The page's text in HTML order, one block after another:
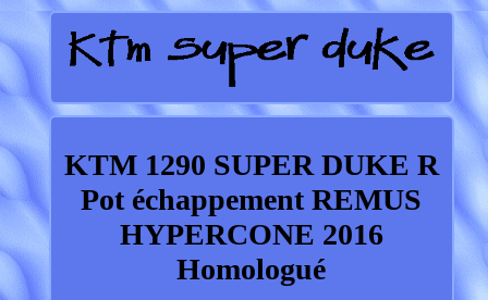
KTM 1290 SUPER DUKE R
Pot échappement REMUS
HYPERCONE 2016
Homologué